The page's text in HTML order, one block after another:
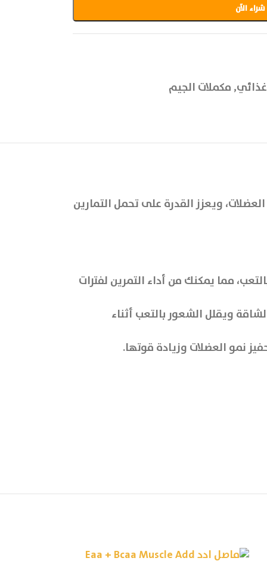
شراء الآن
, مكملات الجيم
ويعزز القدرة على تحمل التمارين
مما يمكنك من أداء التمرين لفترات
ويقلل الشعور بالتعب أثناء